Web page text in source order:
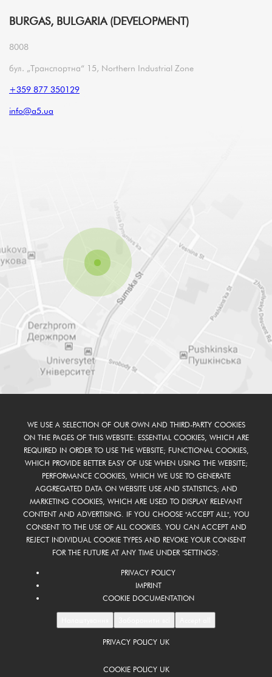
BURGAS, BULGARIA (DEVELOPMENT)
8008
бул. „Транспортна“ 15, Northern Industrial Zone
+359 877 350129
info@a5.ua
PRIVACY POLICY UK
COOKIE POLICY UK
WE USE A SELECTION OF OUR OWN AND THIRD-PARTY COOKIES
ON THE PAGES OF THIS WEBSITE: ESSENTIAL COOKIES, WHICH ARE
REQUIRED IN ORDER TO USE THE WEBSITE; FUNCTIONAL COOKIES,
WHICH PROVIDE BETTER EASY OF USE WHEN USING THE WEBSITE;
PERFORMANCE COOKIES, WHICH WE USE TO GENERATE
AGGREGATED DATA ON WEBSITE USE AND STATISTICS; AND
MARKETING COOKIES, WHICH ARE USED TO DISPLAY RELEVANT
CONTENT AND ADVERTISING. IF YOU CHOOSE "ACCEPT ALL", YOU
CONSENT TO THE USE OF ALL COOKIES. YOU CAN ACCEPT AND
REJECT INDIVIDUAL COOKIE TYPES AND REVOKE YOUR CONSENT
FOR THE FUTURE AT ANY TIME UNDER "SETTINGS".
PRIVACY POLICY
IMPRINT
COOKIE DOCUMENTATION